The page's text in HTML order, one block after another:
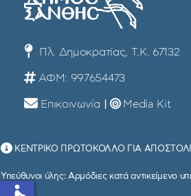
Πλ. Δημοκρατίας, Τ.Κ. 67132
ΑΦΜ: 997654473
Επικοινωνία Media Kit
ΚΕΝΤΡΙΚΟ ΠΡΩΤΟΚΟΛΛΟ ΓΙΑ
Υπεύθυνοι ύλης: Αρμόδιες κατά αντικείμενο